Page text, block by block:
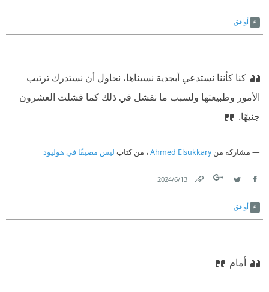
أوافق
كنا كأننا نستدعي أبجدية نسيناها، نحاول أن نستدرك ترتيب
الأمور وطبيعتها ولسبب ما نفشل في ذلك كما فشلت العشرون
جنيهًا.
مشاركة منAhmed Elsukkary ، من كتاب ليس مصيفًا في هوليود
13‏/6‏/2024
أوافق
أمام